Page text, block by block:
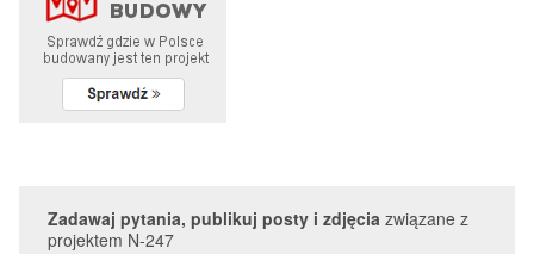
Zadawaj pytania, publikuj posty i zdjęcia związane z
projektem N-247